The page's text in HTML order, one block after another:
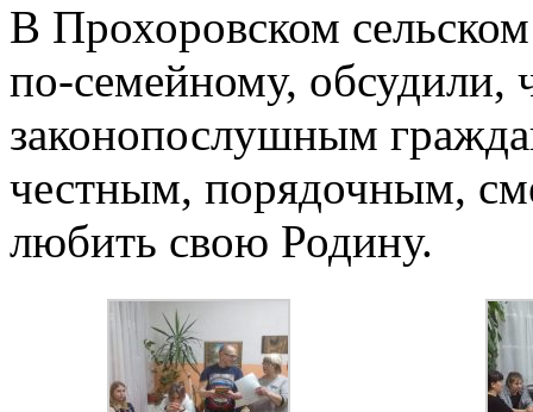
В Прохоровском
по-семейному, обсудили,
законопослушным
честным, порядочным,
любить свою Родину.